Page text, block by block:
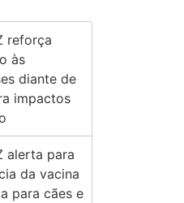
reforça
às
diante de
impactos
alerta para
da vacina
para cães e